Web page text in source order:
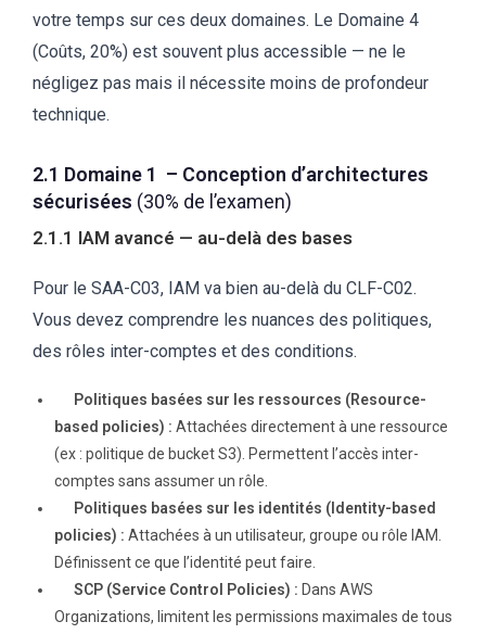
votre temps sur ces deux domaines. Le Domaine 4
(Coûts, 20%) est souvent plus accessible — ne le
négligez pas mais il nécessite moins de profondeur
technique.
2.1 Domaine 1 – Conception d’architectures
sécurisées (30% de l’examen)
2.1.1 IAM avancé — au-delà des bases
Pour le SAA-C03, IAM va bien au-delà du CLF-C02.
Vous devez comprendre les nuances des politiques,
des rôles inter-comptes et des conditions.
Politiques basées sur les ressources (Resource-
based policies) : Attachées directement à une ressource
(ex : politique de bucket S3). Permettent l’accès inter-
comptes sans assumer un rôle.
Politiques basées sur les identités (Identity-based
policies) : Attachées à un utilisateur, groupe ou rôle IAM.
Définissent ce que l’identité peut faire.
SCP (Service Control Policies) : Dans AWS
Organizations, limitent les permissions maximales de tous